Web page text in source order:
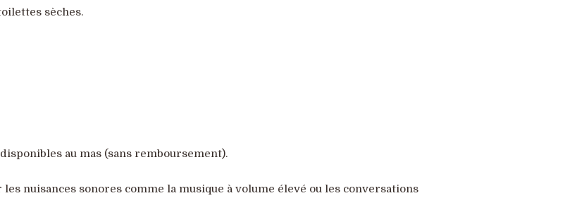
sèches.
au mas (sans remboursement).
nuisances sonores comme la musique à volume élevé ou les conversations